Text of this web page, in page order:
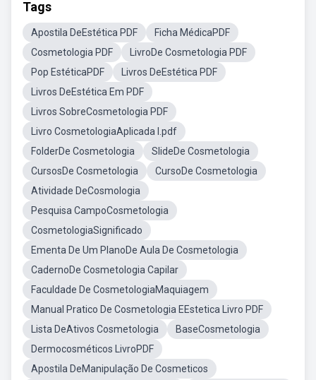
Tags
Apostila DeEstética PDF
Ficha MédicaPDF
Cosmetologia PDF
LivroDe Cosmetologia PDF
Pop EstéticaPDF
Livros DeEstética PDF
Livros DeEstética Em PDF
Livros SobreCosmetologia PDF
Livro CosmetologiaAplicada I.pdf
FolderDe Cosmetologia
SlideDe Cosmetologia
CursosDe Cosmetologia
CursoDe Cosmetologia
Atividade DeCosmologia
Pesquisa CampoCosmetologia
CosmetologiaSignificado
Ementa De Um PlanoDe Aula De Cosmetologia
CadernoDe Cosmetologia Capilar
Faculdade De CosmetologiaMaquiagem
Manual Pratico De Cosmetologia EEstetica Livro PDF
Lista DeAtivos Cosmetologia
BaseCosmetologia
Dermocosméticos LivroPDF
Apostila DeManipulação De Cosmeticos